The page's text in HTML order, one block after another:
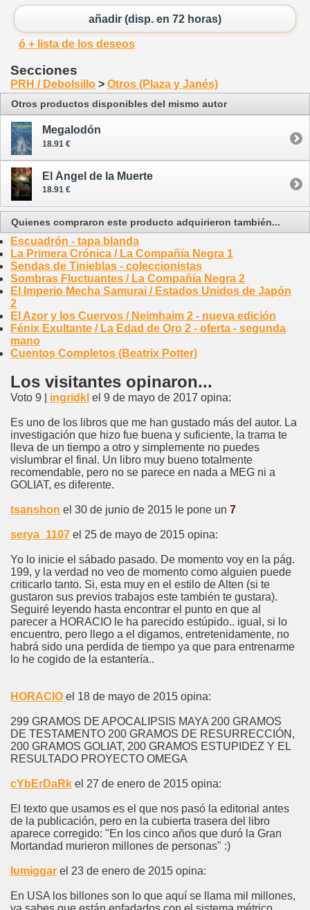
añadir (disp. en 72 horas)
ó + lista de los deseos
Secciones
PRH / Debolsillo > Otros (Plaza y Janés)
Otros productos disponibles del mismo autor
Megalodón
18.91 €
El Ángel de la Muerte
18.91 €
Quienes compraron este producto adquirieron también...
Escuadrón - tapa blanda
La Primera Crónica / La Compañía Negra 1
Sendas de Tinieblas - coleccionistas
Sombras Fluctuantes / La Compañía Negra 2
El Imperio Mecha Samurai / Estados Unidos de Japón
2
El Azor y los Cuervos / Neimhaim 2 - nueva edición
Fénix Exultante / La Edad de Oro 2 - oferta - segunda
mano
Cuentos Completos (Beatrix Potter)
Los visitantes opinaron...
Voto 9 | ingridkl el 9 de mayo de 2017 opina:
Es uno de los libros que me han gustado más del autor. La
investigación que hizo fue buena y suficiente, la trama te
lleva de un tiempo a otro y simplemente no puedes
vislumbrar el final. Un libro muy bueno totalmente
recomendable, pero no se parece en nada a MEG ni a
GOLIAT, es diferente.
tsanshon el 30 de junio de 2015 le pone un 7
serya_1107 el 25 de mayo de 2015 opina:
Yo lo inicie el sábado pasado. De momento voy en la pág.
199, y la verdad no veo de momento como alguien puede
criticarlo tanto. Si, esta muy en el estilo de Alten (si te
gustaron sus previos trabajos este también te gustara).
Seguiré leyendo hasta encontrar el punto en que al
parecer a HORACIO le ha parecido estúpido.. igual, si lo
encuentro, pero llego a el digamos, entretenidamente, no
habrá sido una perdida de tiempo ya que para entrenarme
lo he cogido de la estantería..
HORACIO el 18 de mayo de 2015 opina:
299 GRAMOS DE APOCALIPSIS MAYA 200 GRAMOS
DE TESTAMENTO 200 GRAMOS DE RESURRECCIÓN,
200 GRAMOS GOLIAT, 200 GRAMOS ESTUPIDEZ Y EL
RESULTADO PROYECTO OMEGA
cYbErDaRk el 27 de enero de 2015 opina:
El texto que usamos es el que nos pasó la editorial antes
de la publicación, pero en la cubierta trasera del libro
aparece corregido: "En los cinco años que duró la Gran
Mortandad murieron millones de personas" :)
lumiggar el 23 de enero de 2015 opina:
En USA los billones son lo que aquí se llama mil millones,